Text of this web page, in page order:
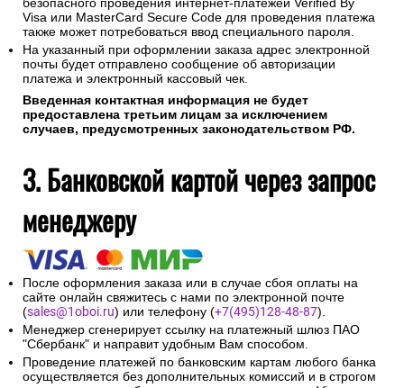
Для оплаты покупки Вы будете перенаправлены на
платежный шлюз ПАО "Сбербанк" для ввода реквизитов
Вашей карты.
Конфиденциальность сообщаемой персональной
информации обеспечивается ПАО "Сбербанк".
Соединение с платежным шлюзом и передача
информации осуществляется в защищенном режиме с
использованием протокола шифрования SSL.
В случае если Ваш банк поддерживает технологию
также может потребоваться ввод специального пароля.
На указанный при оформлении заказа адрес электронной
платежа и электронный кассовый чек.
Введенная контактная информация не будет
предоставлена третьим лицам за исключением
случаев, предусмотренных законодательством РФ.
3. Банковской картой через запрос
менеджеру